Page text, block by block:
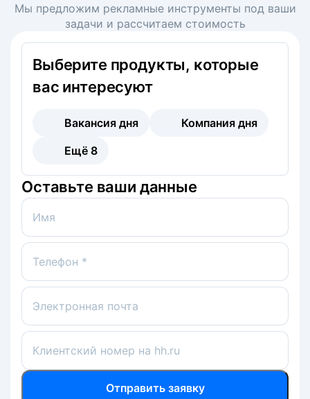
Мы предложим рекламные инструменты под ваши
задачи и рассчитаем стоимость
Выберите продукты, которые
вас интересуют
Вакансия дня
Компания дня
Ещё 8
Оставьте ваши данные
Имя
Телефон *
Электронная почта
Клиентский номер на hh.ru
Отправить заявку